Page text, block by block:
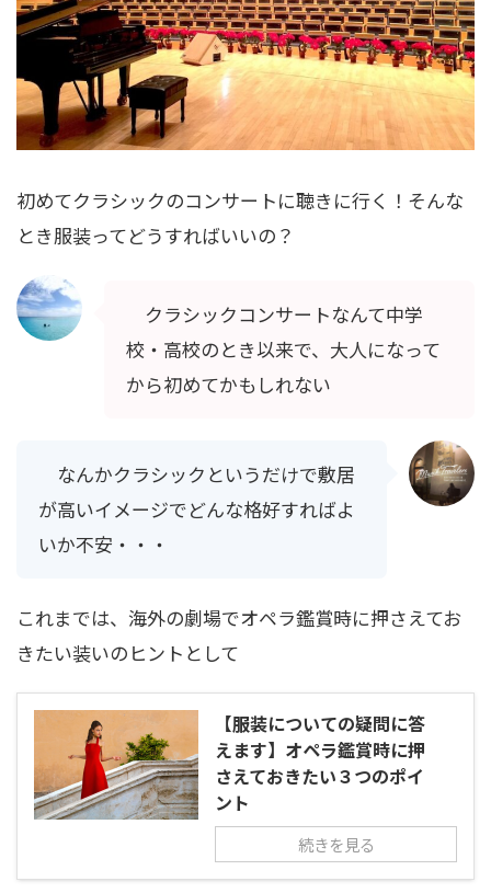
初めてクラシックのコンサートに聴きに行く！そんな
とき服装ってどうすればいいの？
クラシックコンサートなんて中学
校・高校のとき以来で、大人になって
から初めてかもしれない
なんかクラシックというだけで敷居
が高いイメージでどんな格好すればよ
いか不安・・・
これまでは、海外の劇場でオペラ鑑賞時に押さえてお
きたい装いのヒントとして
【服装についての疑問に答
えます】オペラ鑑賞時に押
さえておきたい３つのポイ
ント
続きを見る